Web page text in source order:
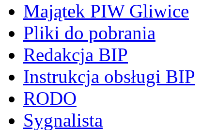
Majątek PIW Gliwice
Pliki do pobrania
Redakcja BIP
Instrukcja obsługi BIP
RODO
Sygnalista